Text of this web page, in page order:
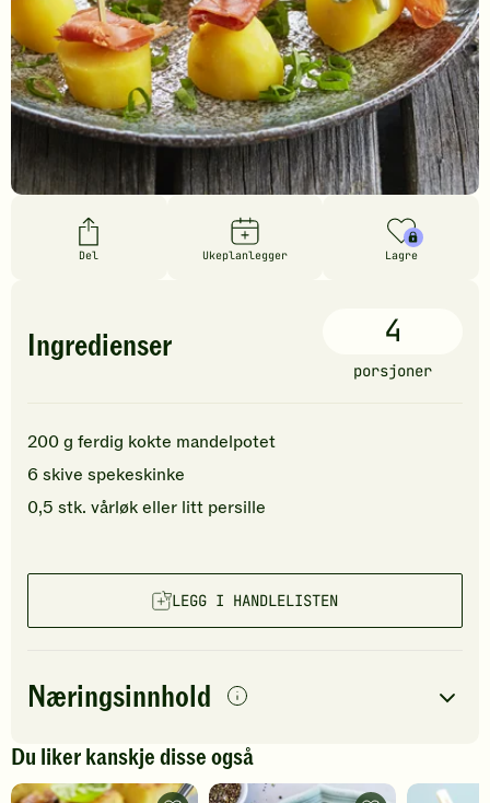
Del Ukeplanlegger Lagre
Ingredienser 4
porsjoner
200g ferdig kokte mandelpotet
6 skive spekeskinke
0,5 stk. vårløkeller litt persille
LEGG I HANDLELISTEN
Næringsinnhold
per porsjon
Navn på
antall
Energi 61kcal
Du liker kanskje disse også